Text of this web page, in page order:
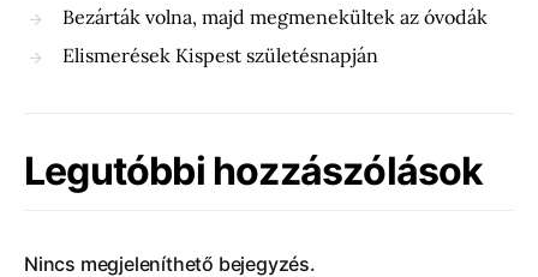
Bezárták volna, majd megmenekültek az óvodák
Elismerések Kispest születésnapján
Legutóbbi hozzászólások
Nincs megjeleníthető bejegyzés.